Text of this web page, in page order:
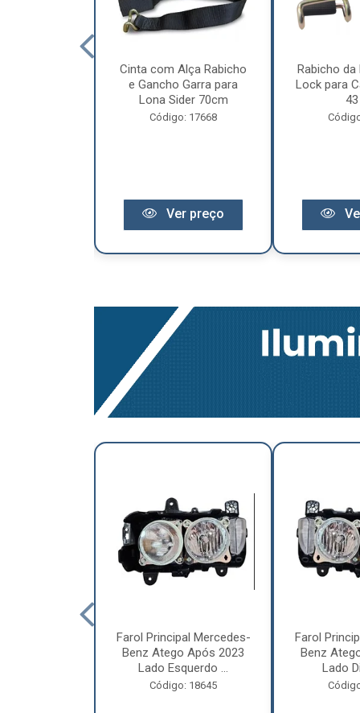
Cinta com Alça Rabicho
e Gancho Garra para
Lona Sider 70cm
Código: 17668
Ver preço
Rabicho da
Lock para
Farol Principal Mercedes-
Benz Atego Após 2023
Lado Esquerdo ...
Código: 18645
Farol
Benz
Lado